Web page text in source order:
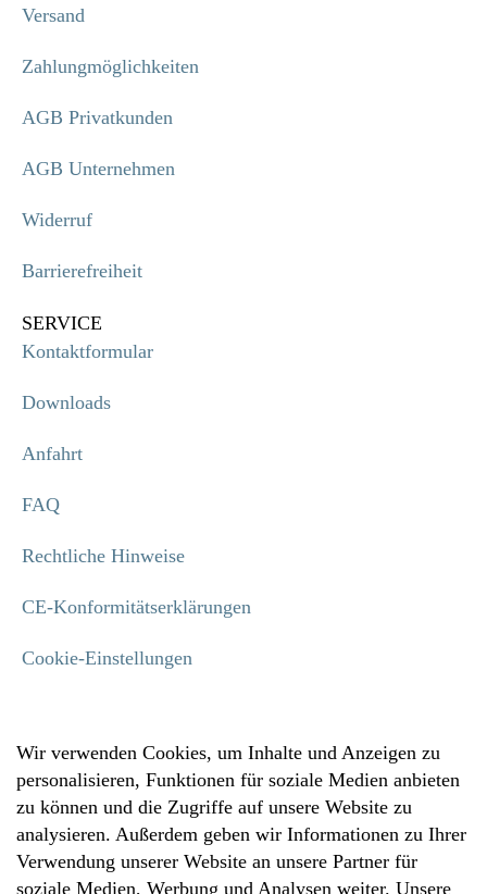
Versand
Zahlungmöglichkeiten
AGB Privatkunden
AGB Unternehmen
Widerruf
Barrierefreiheit
SERVICE
Kontaktformular
Downloads
Anfahrt
FAQ
Rechtliche Hinweise
CE-Konformitätserklärungen
Cookie-Einstellungen
Wir verwenden Cookies, um Inhalte und Anzeigen zu
personalisieren, Funktionen für soziale Medien anbieten
zu können und die Zugriffe auf unsere Website zu
analysieren. Außerdem geben wir Informationen zu Ihrer
Verwendung unserer Website an unsere Partner für
soziale Medien, Werbung und Analysen weiter. Unsere